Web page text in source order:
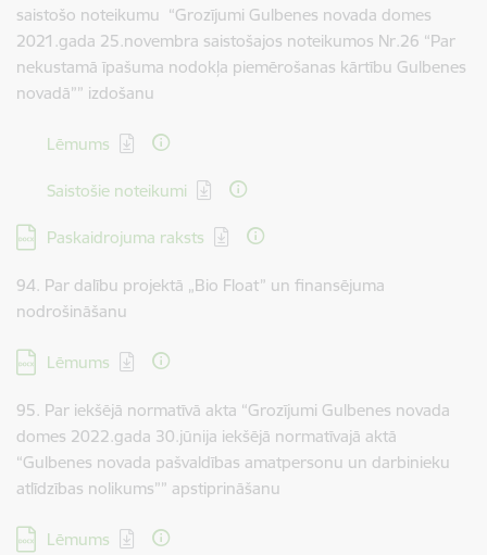
saistošo noteikumu “Grozījumi Gulbenes novada domes
2021.gada 25.novembra saistošajos noteikumos Nr.26 “Par
nekustamā īpašuma nodokļa piemērošanas kārtību Gulbenes
novadā”” izdošanu
Lejupielādēt:
Lēmums
Lejupielādēt:
Saistošie noteikumi
Lejupielādēt:
Paskaidrojuma raksts
94. Par dalību projektā „Bio Float” un finansējuma
nodrošināšanu
Lejupielādēt:
Lēmums
95. Par iekšējā normatīvā akta “Grozījumi Gulbenes novada
domes 2022.gada 30.jūnija iekšējā normatīvajā aktā
“Gulbenes novada pašvaldības amatpersonu un darbinieku
atlīdzības nolikums”” apstiprināšanu
Lejupielādēt:
Lēmums